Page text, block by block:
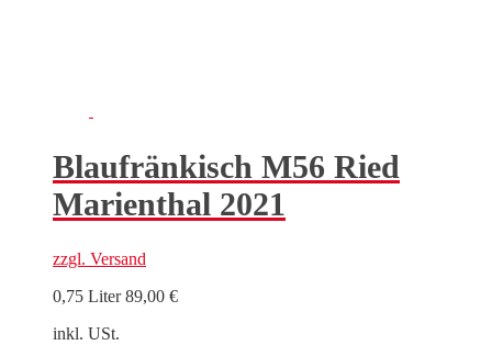
Blaufränkisch M56 Ried
Marienthal 2021
zzgl. Versand
0,75 Liter89,00 €
inkl. USt.